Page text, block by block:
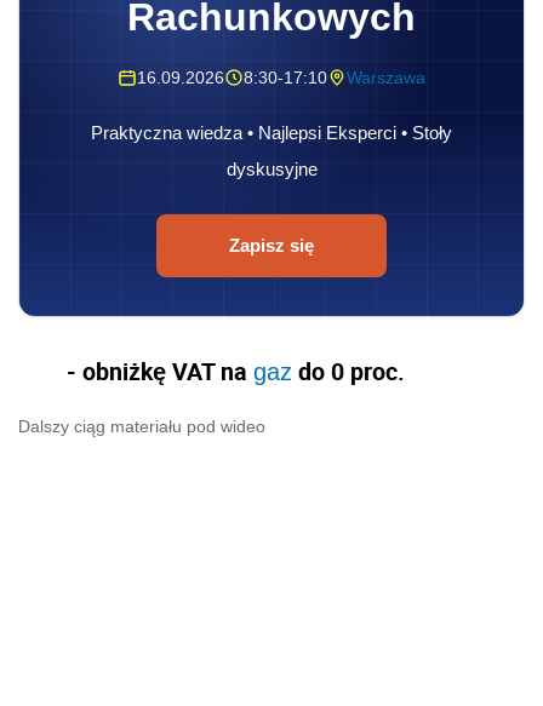
Rachunkowych
16.09.2026 8:30-17:10 Warszawa
Praktyczna wiedza • Najlepsi Eksperci • Stoły
dyskusyjne
Zapisz się
- obniżkę VAT na gaz do 0 proc.
Dalszy ciąg materiału pod wideo